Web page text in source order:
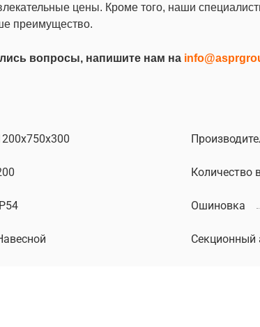
цены. Кроме того, наши
преимущество.
вопросы, напишите нам на
Количество
Ошиновка
Секционный